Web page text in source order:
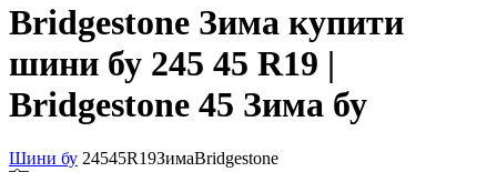
Bridgestone Зима купити
шини бу 245 45 R19 |
Bridgestone 45 Зима бу
Шини бу 24545R19ЗимаBridgestone